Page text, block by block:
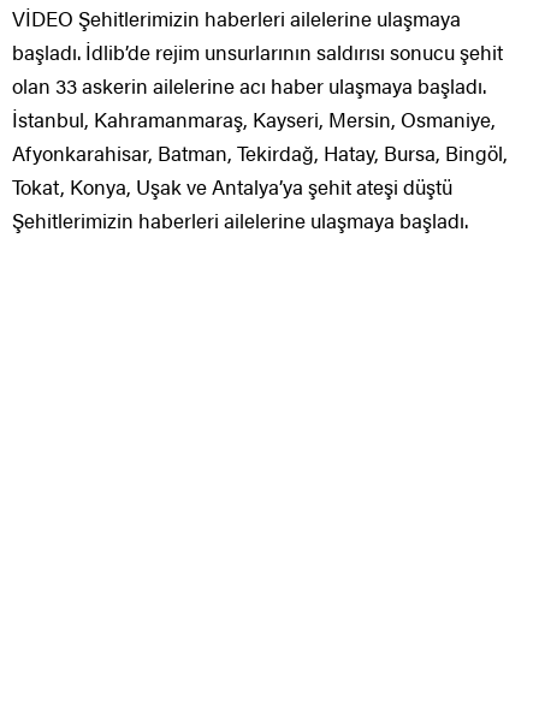
VİDEO Şehitlerimizin haberleri ailelerine ulaşmaya
başladı. İdlib’de rejim unsurlarının saldırısı sonucu şehit
olan 33 askerin ailelerine acı haber ulaşmaya başladı.
İstanbul, Kahramanmaraş, Kayseri, Mersin, Osmaniye,
Afyonkarahisar, Batman, Tekirdağ, Hatay, Bursa, Bingöl,
Tokat, Konya, Uşak ve Antalya’ya şehit ateşi düştü
Şehitlerimizin haberleri ailelerine ulaşmaya başladı.